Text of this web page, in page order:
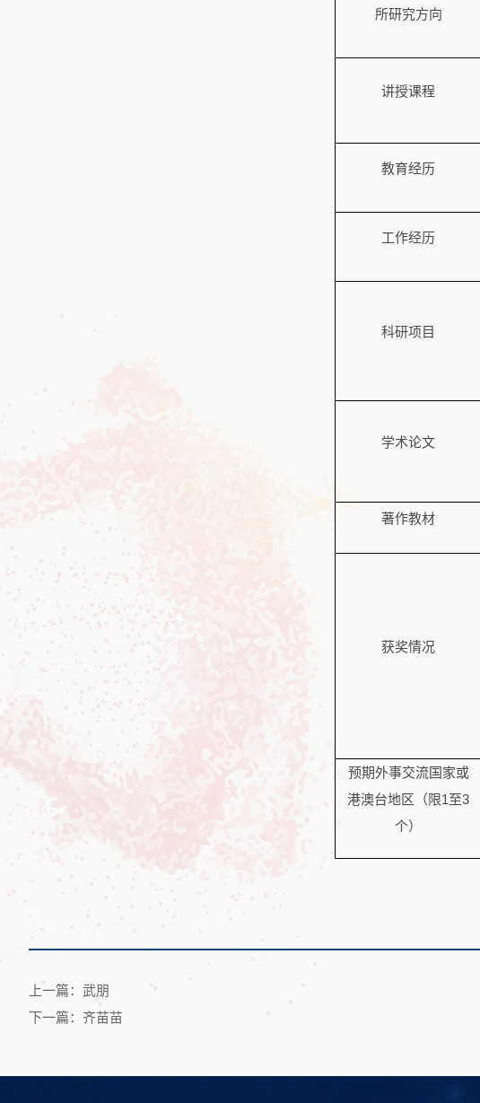
所研究方向
讲授课程
教育经历
工作经历
科研项目
学术论文
著作教材
获奖情况
预期外事交流国家或
港澳台地区（限1 至3
个）
上一篇：武朋
下一篇：齐苗苗